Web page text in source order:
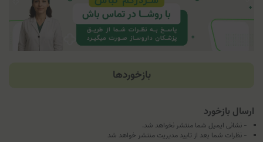
بازخوردها
ارسال بازخورد
- نشانی ایمیل شما منتشر نخواهد شد.
- نظرات شما بعد از تایید مدیریت منتشر خواهد شد